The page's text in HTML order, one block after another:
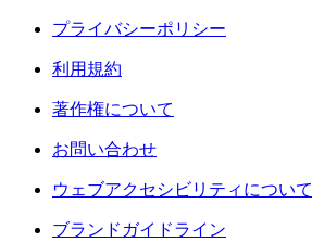
プライバシーポリシー
利用規約
著作権について
お問い合わせ
ウェブアクセシビリティについて
ブランドガイドライン